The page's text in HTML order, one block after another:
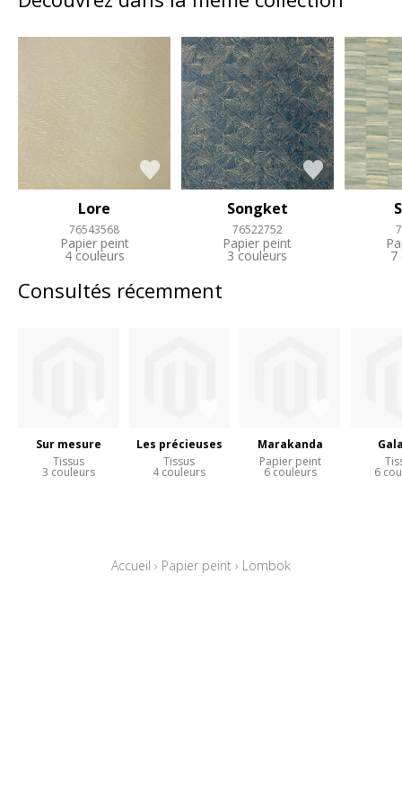
Lore
76543568
Papier peint
4 couleurs
Songket
76522752
Papier peint
3 couleurs 7
Consultés récemment
Sur mesure
Tissus
3 couleurs
Les précieuses
Tissus
4 couleurs
Marakanda
Papier peint
6 couleurs 6
Accueil › Papier peint › Lombok